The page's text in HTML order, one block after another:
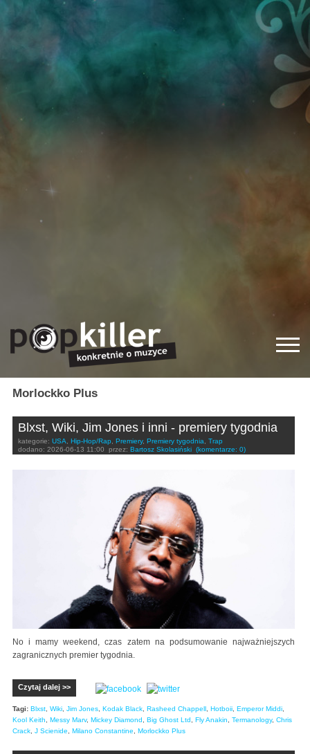
Morlockko Plus
Blxst, Wiki, Jim Jones i inni - premiery tygodnia
kategorie: USA, Hip-Hop/Rap, Premiery, Premiery tygodnia, Trap
dodano: 2026-06-13 11:00 przez: Bartosz Skolasiński (komentarze: 0)
No i mamy weekend, czas zatem na podsumowanie najważniejszych
zagranicznych premier tygodnia.
Czytaj dalej >>
Tagi: Blxst Wiki Jim Jones Kodak Black Rasheed Chappell Hotboii Emperor Middi
Kool Keith
Messy Marv, Mickey Diamond Big Ghost Ltd Fly Anakin Termanology, Chris
Crack J Scienide Milano Constantine Morlockko Plus